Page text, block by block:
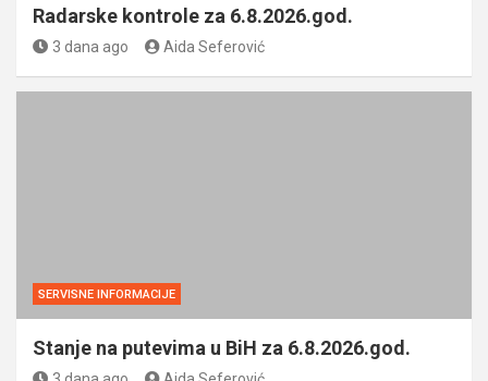
Radarske kontrole za 6.8.2026.god.
3 dana ago Aida Seferović
SERVISNE INFORMACIJE
Stanje na putevima u BiH za 6.8.2026.god.